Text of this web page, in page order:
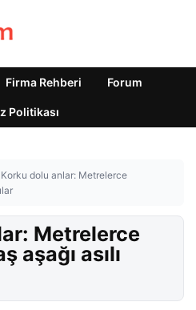
Firma Rehberi Forum
Politikası
Korku dolu anlar: Metrelerce
Metrelerce
aşağı asılı